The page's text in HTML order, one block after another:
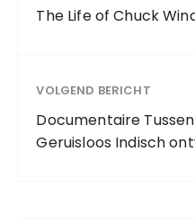
The Life of Chuck
VOLGEND BERICHT
Documentaire
Geruisloos Indisch